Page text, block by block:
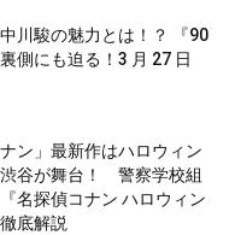
川駿の魅力とは！？ 『90
側にも迫る！3 月 27 日
ン」最新作はハロウィン
谷が舞台！ 警察学校組
名探偵コナン ハロウィン
底解説